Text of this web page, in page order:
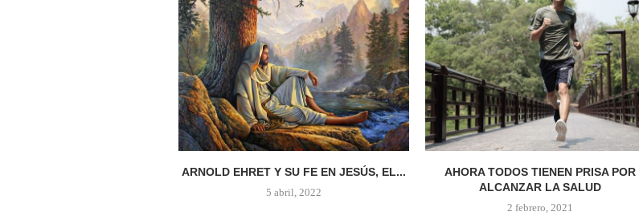
ARNOLD EHRET Y SU FE EN JESÚS, EL...
5 abril, 2022
AHORA TODOS TIENEN PRISA POR
ALCANZAR LA SALUD
2 febrero, 2021